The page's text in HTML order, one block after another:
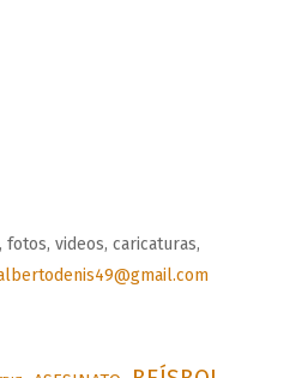
videos, caricaturas,